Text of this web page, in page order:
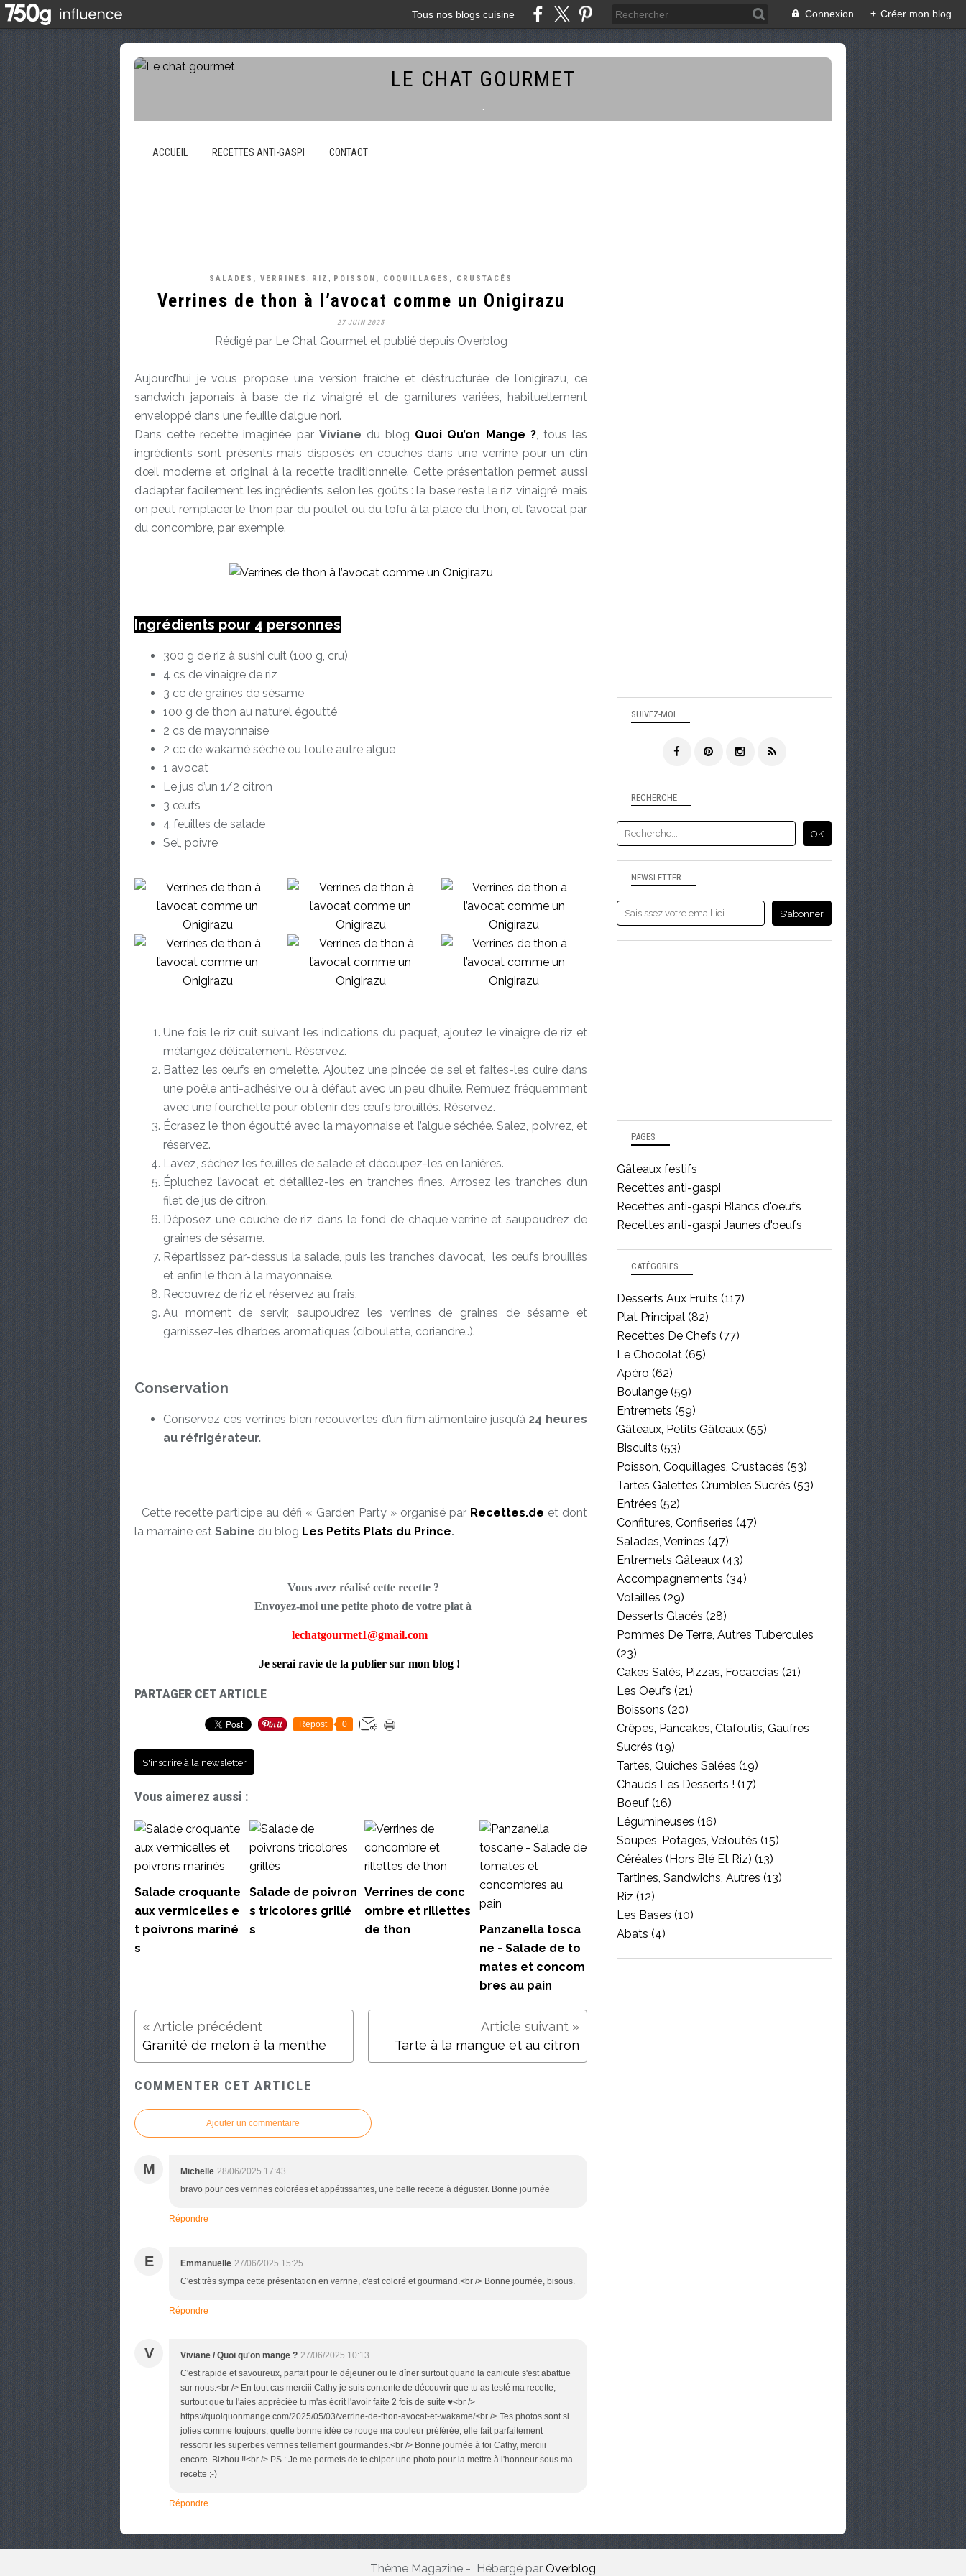
Tous nos blogs cuisine Connexion + Créer mon blog
LE CHAT GOURMET
.
ACCUEIL RECETTES ANTI-GASPI CONTACT
SALADES, VERRINES , RIZ , POISSON, COQUILLAGES, CRUSTACÉS
Verrines de thon à l’avocat comme un Onigirazu
27 JUIN 2025
Rédigé par Le Chat Gourmet et publié depuis Overblog
Aujourd’hui je vous propose une version fraîche et déstructurée de l’onigirazu, ce
sandwich japonais à base de riz vinaigré et de garnitures variées, habituellement
enveloppé dans une feuille d’algue nori.
Dans cette recette imaginée par Viviane du blog Quoi Qu’on Mange ?, tous les
ingrédients sont présents mais disposés en couches dans une verrine pour un clin
d’œil moderne et original à la recette traditionnelle. Cette présentation permet aussi
d’adapter facilement les ingrédients selon les goûts : la base reste le riz vinaigré, mais
on peut remplacer le thon par du poulet ou du tofu à la place du thon, et l’avocat par
du concombre, par exemple.
Ingrédients pour 4 personnes
300 g de riz à sushi cuit (100 g, cru)
4 cs de vinaigre de riz
3 cc de graines de sésame
100 g de thon au naturel égoutté
2 cs de mayonnaise
2 cc de wakamé séché ou toute autre algue
1 avocat
Le jus d’un 1/2 citron
3 œufs
4 feuilles de salade
Sel, poivre
Une fois le riz cuit suivant les indications du paquet, ajoutez le vinaigre de riz et
mélangez délicatement. Réservez.
Battez les œufs en omelette. Ajoutez une pincée de sel et faites-les cuire dans
une poêle anti-adhésive ou à défaut avec un peu d’huile. Remuez fréquemment
avec une fourchette pour obtenir des œufs brouillés. Réservez.
Écrasez le thon égoutté avec la mayonnaise et l’algue séchée. Salez, poivrez, et
réservez.
Lavez, séchez les feuilles de salade et découpez-les en lanières.
Épluchez l’avocat et détaillez-les en tranches fines. Arrosez les tranches d’un
filet de jus de citron.
Déposez une couche de riz dans le fond de chaque verrine et saupoudrez de
graines de sésame.
Répartissez par-dessus la salade, puis les tranches d’avocat, les œufs brouillés
et enfin le thon à la mayonnaise.
Recouvrez de riz et réservez au frais.
Au moment de servir, saupoudrez les verrines de graines de sésame et
garnissez-les d’herbes aromatiques (ciboulette, coriandre..).
Conservation
Conservez ces verrines bien recouvertes d’un film alimentaire jusqu’à 24 heures
au réfrigérateur.
Cette recette participe au défi « Garden Party » organisé par Recettes.de et dont
la marraine est Sabine du blog Les Petits Plats du Prince.
Vous avez réalisé cette recette ?
Envoyez-moi une petite photo de votre plat à
lechatgourmet1@gmail.com
Je serai ravie de la publier sur mon blog !
PARTAGER CET ARTICLE
Repost 0
S'inscrire à la newsletter
Vous aimerez aussi :
Salade croquante
aux vermicelles e
t poivrons mariné
s
Salade de poivron
s tricolores grillé
s
Verrines de conc
ombre et rillettes
de thon
Panzanella tosca
ne - Salade de to
mates et concom
bres au pain
Granité de melon à la menthe Tarte à la mangue et au citron
COMMENTER CET ARTICLE
Ajouter un commentaire
M Michelle 28/06/2025 17:43
bravo pour ces verrines colorées et appétissantes, une belle recette à déguster. Bonne journée
Répondre
E Emmanuelle 27/06/2025 15:25
C'est très sympa cette présentation en verrine, c'est coloré et gourmand.<br /> Bonne journée, bisous.
Répondre
V Viviane / Quoi qu'on mange ? 27/06/2025 10:13
C'est rapide et savoureux, parfait pour le déjeuner ou le dîner surtout quand la canicule s'est abattue
sur nous.<br /> En tout cas merciii Cathy je suis contente de découvrir que tu as testé ma recette,
surtout que tu l'aies appréciée tu m'as écrit l'avoir faite 2 fois de suite ♥<br />
https://quoiquonmange.com/2025/05/03/verrine-de-thon-avocat-et-wakame/<br /> Tes photos sont si
jolies comme toujours, quelle bonne idée ce rouge ma couleur préférée, elle fait parfaitement
ressortir les superbes verrines tellement gourmandes.<br /> Bonne journée à toi Cathy, merciii
encore. Bizhou !!<br /> PS : Je me permets de te chiper une photo pour la mettre à l'honneur sous ma
recette ;-)
Répondre
NEWSLETTER
SUIVEZ-MOI
RECHERCHE
PAGES
Gâteaux festifs
Recettes anti-gaspi
Recettes anti-gaspi Blancs d'oeufs
Recettes anti-gaspi Jaunes d'oeufs
CATÉGORIES
Desserts Aux Fruits (117)
Plat Principal (82)
Recettes De Chefs (77)
Le Chocolat (65)
Apéro (62)
Boulange (59)
Entremets (59)
Gâteaux, Petits Gâteaux (55)
Biscuits (53)
Poisson, Coquillages, Crustacés (53)
Tartes Galettes Crumbles Sucrés (53)
Entrées (52)
Confitures, Confiseries (47)
Salades, Verrines (47)
Entremets Gâteaux (43)
Accompagnements (34)
Volailles (29)
Desserts Glacés (28)
Pommes De Terre, Autres Tubercules
(23)
Cakes Salés, Pizzas, Focaccias (21)
Les Oeufs (21)
Boissons (20)
Crêpes, Pancakes, Clafoutis, Gaufres
Sucrés (19)
Tartes, Quiches Salées (19)
Chauds Les Desserts ! (17)
Boeuf (16)
Légumineuses (16)
Soupes, Potages, Veloutés (15)
Céréales (hors Blé Et Riz) (13)
Tartines, Sandwichs, Autres (13)
Riz (12)
Les Bases (10)
Abats (4)
Thème Magazine - Hébergé par Overblog